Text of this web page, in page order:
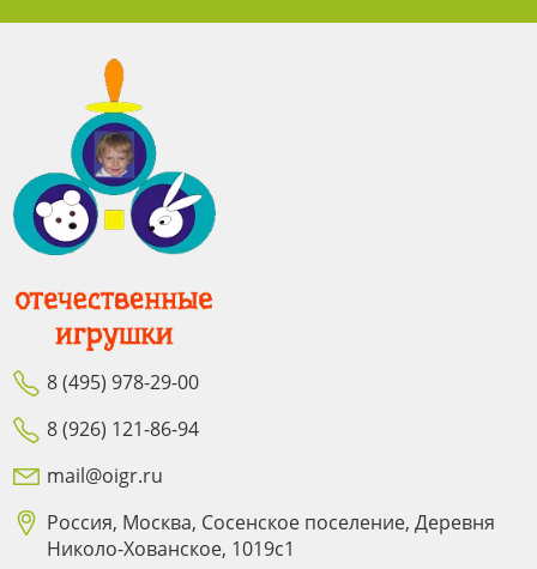
8 (495) 978-29-00
8 (926) 121-86-94
mail@oigr.ru
Россия, Москва, Сосенское поселение, Деревня
Николо-Хованское, 1019с1